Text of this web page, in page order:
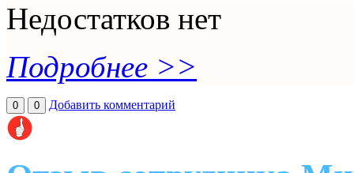
Недостатков нет
Подробнее >>
0 0 Добавить комментарий